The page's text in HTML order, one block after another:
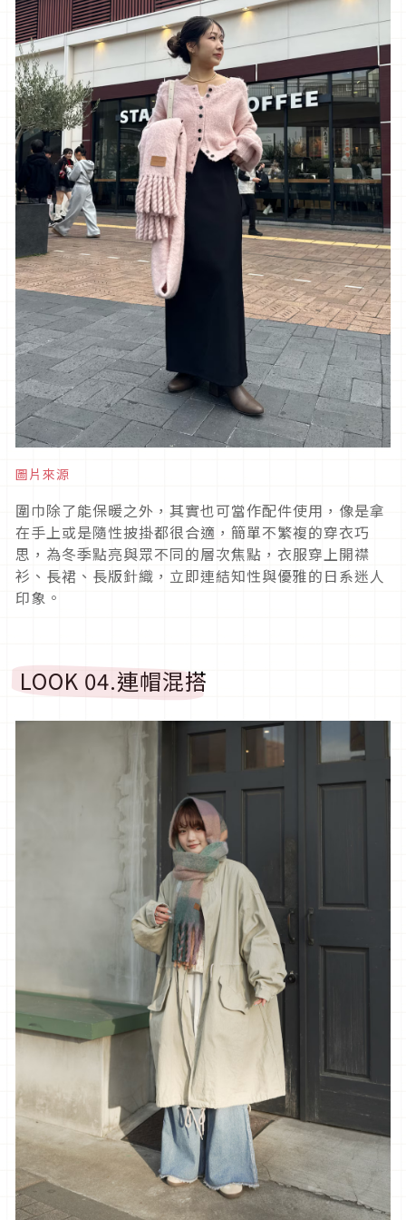
圖片來源
圍巾除了能保暖之外，其實也可當作配件使用，像是拿
在手上或是隨性披掛都很合適，簡單不繁複的穿衣巧
思，為冬季點亮與眾不同的層次焦點，衣服穿上開襟
衫、長裙、長版針織，立即連結知性與優雅的日系迷人
印象。
LOOK 04.連帽混搭